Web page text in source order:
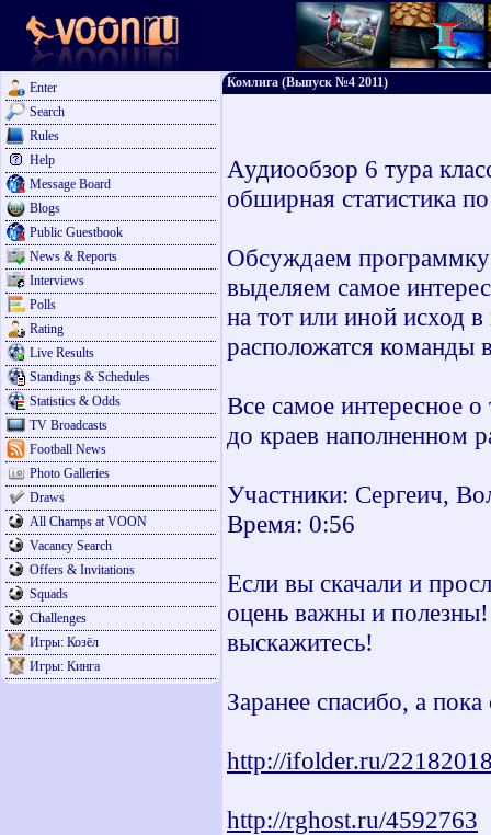
Enter
Search
Rules
Help
Message Board
Blogs
Public Guestbook
News & Reports
Interviews
Polls
Rating
Live Results
Standings & Schedules
Statistics & Odds
TV Broadcasts
Football News
Photo Galleries
Draws
All Champs at VOON
Vacancy Search
Offers & Invitations
Squads
Challenges
Игры: Козёл
Игры: Кинга
Комлига (Выпуск №4 2011)
Аудиообзор 6 тура
обширная статистика
Обсуждаем программку
выделяем самое
на тот или иной исход
расположатся команды
Все самое интересное
до краев наполненном
Участники: Сергеич,
Время: 0:56
Если вы скачали и
оцень важны и
выскажитесь!
Заранее спасибо, а
http://ifolder.ru/
http://rghost.ru/4592763